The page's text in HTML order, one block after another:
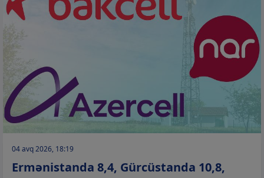
04 avq 2026, 18:19
Ermənistanda 8,4, Gürcüstanda 10,8,